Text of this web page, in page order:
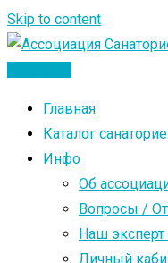
Skip to content
Главная
Каталог
Инфо
Об
Вопросы /
Наш
Личный